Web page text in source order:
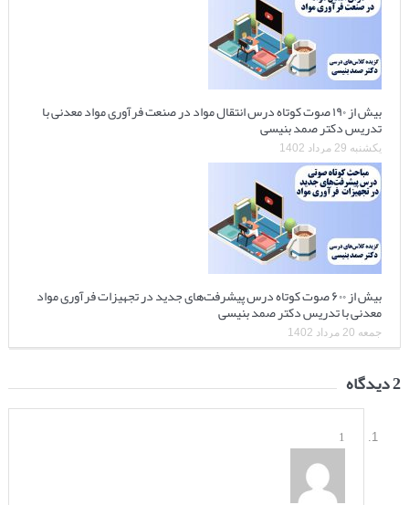
بیش از ۱۹۰ صوت کوتاه درس انتقال مواد در صنعت فرآوری مواد معدنی با
تدریس دکتر صمد بنیسی
یکشنبه 29 مرداد 1402
بیش از ۶۰۰ صوت کوتاه درس پیشرفت‌های جدید در تجهیزات فرآوری مواد
معدنی با تدریس دکتر صمد بنیسی
جمعه 20 مرداد 1402
2 دیدگاه
1